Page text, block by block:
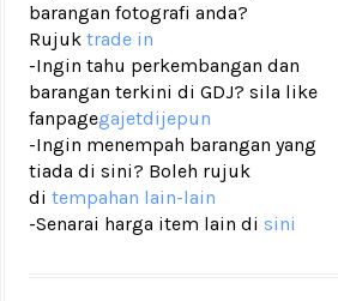
barangan fotografi anda?
Rujuk trade in
-Ingin tahu perkembangan dan
barangan terkini di GDJ? sila like
fanpagegajetdijepun
-Ingin menempah barangan yang
tiada di sini? Boleh rujuk
di tempahan lain-lain
-Senarai harga item lain di sini